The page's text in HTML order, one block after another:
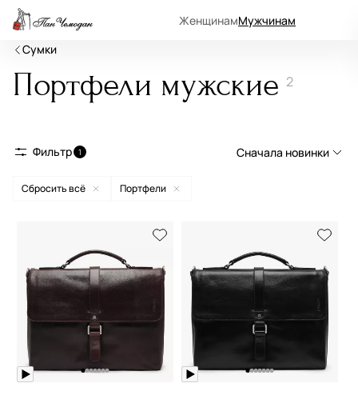
ЖенщинамМужчинам
Сумки
Портфели мужские 2
Фильтр 1 Сначала новинки
По возрастанию цены
По убыванию цены
По скорости доставки
Сбросить всё Портфели